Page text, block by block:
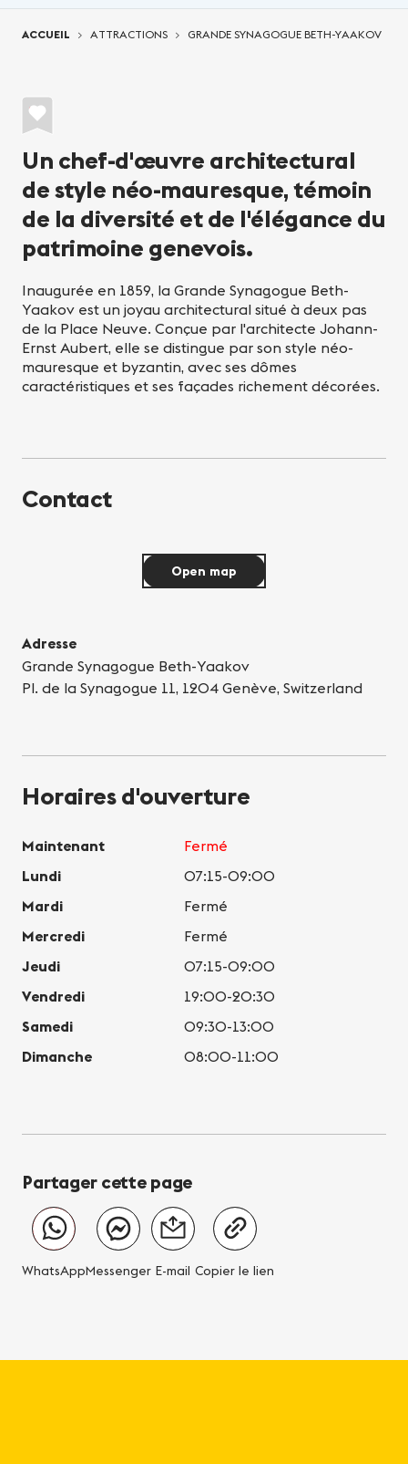
ACCUEIL ATTRACTIONS GRANDE SYNAGOGUE BETH-YAAKOV
Un chef-d'œuvre architectural
de style néo-mauresque, témoin
de la diversité et de l'élégance du
patrimoine genevois.
Inaugurée en 1859, la Grande Synagogue Beth-
Yaakov est un joyau architectural situé à deux pas
de la Place Neuve. Conçue par l'architecte Johann-
Ernst Aubert, elle se distingue par son style néo-
mauresque et byzantin, avec ses dômes
caractéristiques et ses façades richement décorées.
Contact
Adresse
Grande Synagogue Beth-Yaakov
Pl. de la Synagogue 11, 1204 Genève, Switzerland
Open map
Horaires d'ouverture
Maintenant
Fermé
Lundi
07:15-09:00
Mardi
Fermé
Mercredi
Fermé
Jeudi
07:15-09:00
Vendredi
19:00-20:30
Samedi
09:30-13:00
Dimanche
08:00-11:00
Partager cette page
WhatsAppMessenger E-mail Copier le lien